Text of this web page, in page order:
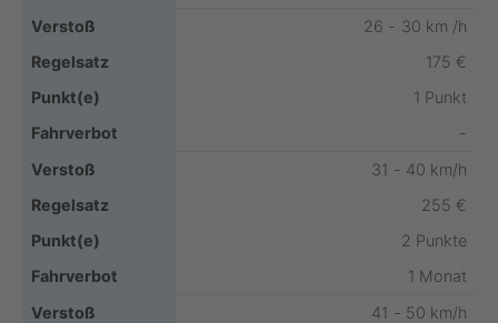
26 - 30 km /h
175 €
1 Punkt
-
31 - 40 km/h
255 €
2 Punkte
1 Monat
41 - 50 km/h